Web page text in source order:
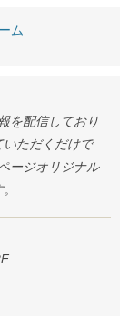
ム
を配信しており
いただくだけで
ージオリジナル